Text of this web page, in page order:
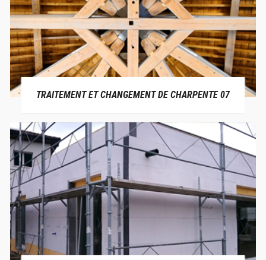
TRAITEMENT ET CHANGEMENT DE CHARPENTE 07